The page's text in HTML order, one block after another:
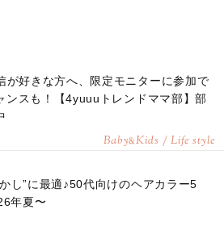
が好きな方へ、限定モニターに参加で
ンスも！【4yuuuトレンドママ部】部
Baby&Kids / Life style
し”に最適♪50代向けのヘアカラー5
年夏〜